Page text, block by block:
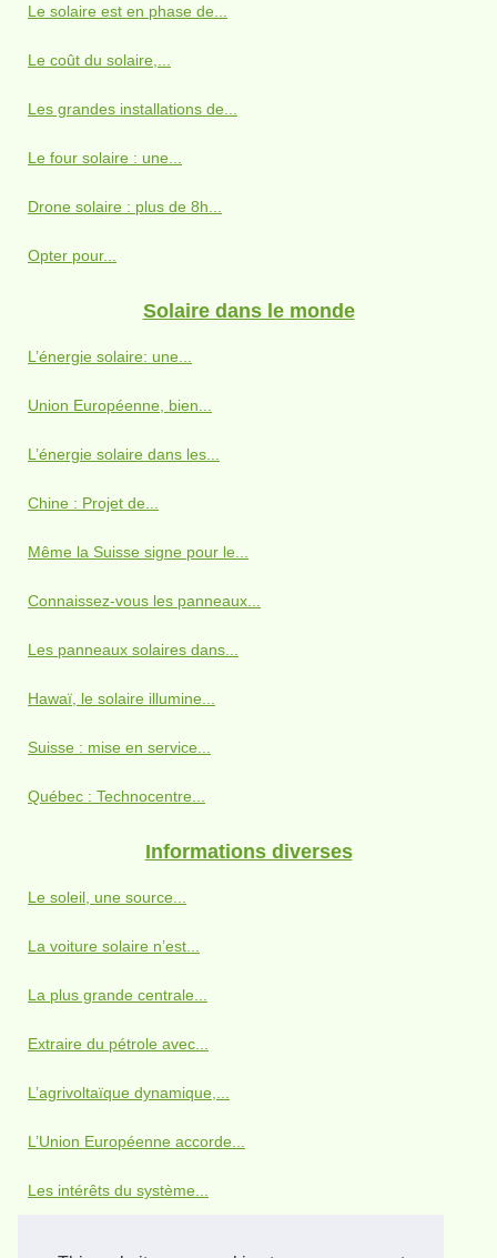
Le solaire est en phase de...
Le coût du solaire,...
Les grandes installations de...
Le four solaire : une...
Drone solaire : plus de 8h...
Opter pour...
Solaire dans le monde
L’énergie solaire: une...
Union Européenne, bien...
L’énergie solaire dans les...
Chine : Projet de...
Même la Suisse signe pour le...
Connaissez-vous les panneaux...
Les panneaux solaires dans...
Hawaï, le solaire illumine...
Suisse : mise en service...
Québec : Technocentre...
Informations diverses
Le soleil, une source...
La voiture solaire n’est...
La plus grande centrale...
Extraire du pétrole avec...
L’agrivoltaïque dynamique,...
L’Union Européenne accorde...
Les intérêts du système...